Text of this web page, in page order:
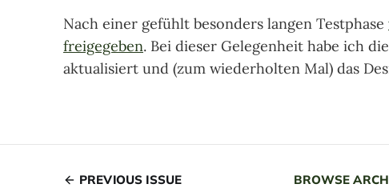
Nach einer gefühlt besonders langen Testphase
freigegeben. Bei dieser Gelegenheit habe ich
aktualisiert und (zum wiederholten Mal) das
PREVIOUS ISSUE BROWSE